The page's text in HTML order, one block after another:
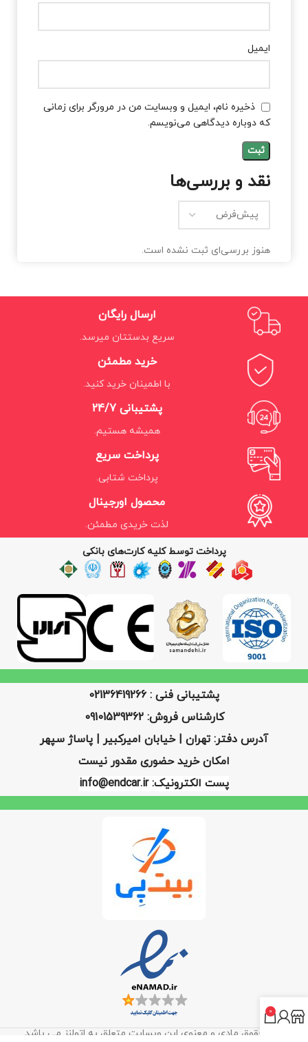
نقد و بررسی‌ها
هنوز بررسی‌ای ثبت نشده است.
ایمیل
ذخیره نام، ایمیل و وبسایت من در مرورگر برای زمانی
که دوباره دیدگاهی می‌نویسم.
ارسال رایگان
سریع بدستتان میرسد.
خرید مطمئن
با اطمینان خرید کنید.
پشتیبانی 24/7
همیشه هستیم.
پرداخت سریع
پرداخت شتابی.
محصول اورجینال
لذت خریدی مطمئن.
پرداخت توسط کلیه کارت‌های بانکی
پشتیبانی فنی : 02136419266
کارشناس فروش: 09101539362
آدرس دفتر: تهران | خیابان امیرکبیر | پاساژ سپهر
امکان خرید حضوری مقدور نیست
پست الکترونیک: info@endcar.ir
کلیه حقوق مادی و معنوی این وبسایت متعلق به اتولنز می باشد.
0